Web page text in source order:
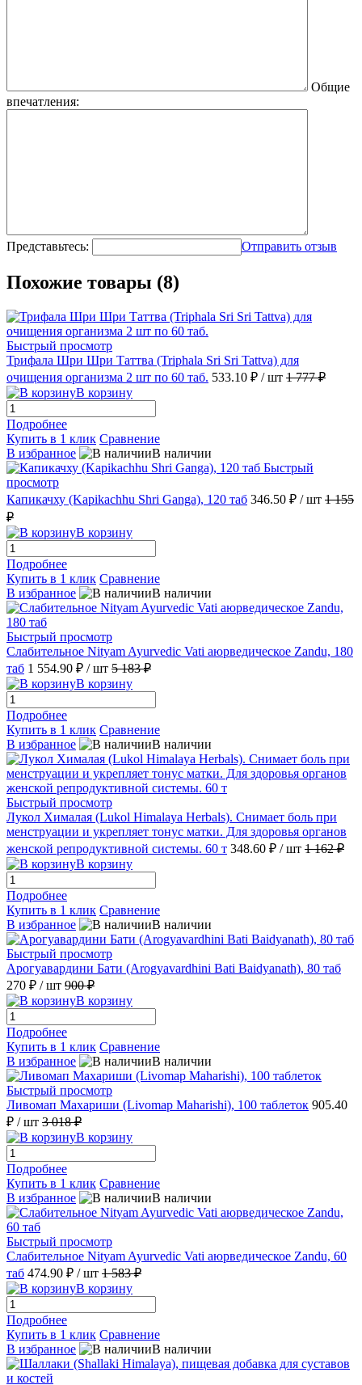
Общие
впечатления:
Представьтесь: Отправить отзыв
Похожие товары (8)
Быстрый просмотр
Трифала Шри Шри Таттва (Triphala Sri Sri Tattva) для
очищения организма 2 шт по 60 таб. 533.10 ₽ / шт 1 777 ₽
В корзину
Подробнее
Купить в 1 клик Сравнение
В избранное
В наличии
Быстрый
просмотр
Капикачху (Kapikachhu Shri Ganga), 120 таб 346.50 ₽ / шт 1 155
₽
В корзину
Подробнее
Купить в 1 клик Сравнение
В избранное
В наличии
Быстрый просмотр
Слабительное Nityam Ayurvedic Vati аюрведическое Zandu, 180
таб 1 554.90 ₽ / шт 5 183 ₽
В корзину
Подробнее
Купить в 1 клик Сравнение
В избранное
В наличии
Быстрый просмотр
Лукол Хималая (Lukol Himalaya Herbals). Снимает боль при
менструации и укрепляет тонус матки. Для здоровья органов
женской репродуктивной системы. 60 т 348.60 ₽ / шт 1 162 ₽
В корзину
Подробнее
Купить в 1 клик Сравнение
В избранное
В наличии
Быстрый просмотр
Арогуавардини Бати (Arogyavardhini Bati Baidyanath), 80 таб
270 ₽ / шт 900 ₽
В корзину
Подробнее
Купить в 1 клик Сравнение
В избранное
В наличии
Быстрый просмотр
Ливомап Махариши (Livomap Maharishi), 100 таблеток 905.40
₽ / шт 3 018 ₽
В корзину
Подробнее
Купить в 1 клик Сравнение
В избранное
В наличии
Быстрый просмотр
Слабительное Nityam Ayurvedic Vati аюрведическое Zandu, 60
таб 474.90 ₽ / шт 1 583 ₽
В корзину
Подробнее
Купить в 1 клик Сравнение
В избранное
В наличии